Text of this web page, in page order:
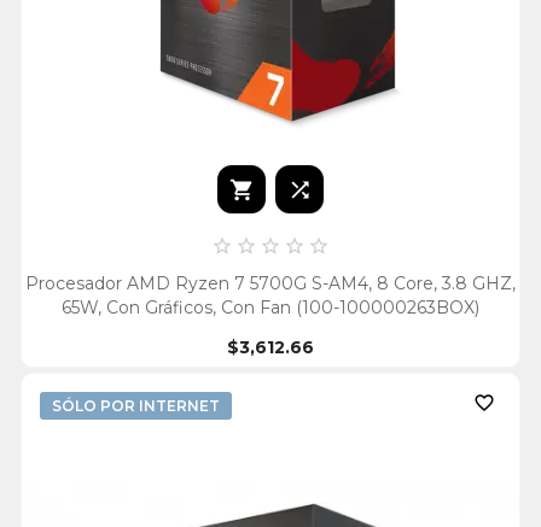
 
    
Procesador AMD Ryzen 7 5700G S-AM4, 8 Core, 3.8 GHZ,
65W, Con Gráficos, Con Fan (100-100000263BOX)
$3,612.66
SÓLO POR INTERNET 